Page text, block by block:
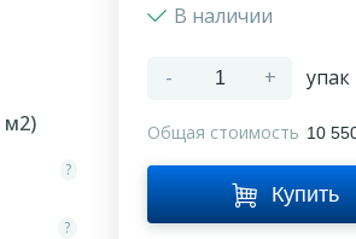
м2)
?
?
В наличии
- + упак
Общая стоимость 10
Купить